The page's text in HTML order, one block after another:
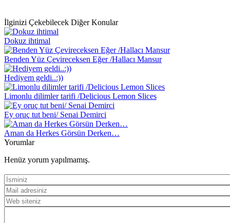
İlginizi Çekebilecek Diğer Konular
Dokuz ihtimal
Benden Yüz Çevireceksen Eğer /Hallacı Mansur
Hediyem geldi..:))
Limonlu dilimler tarifi /Delicious Lemon Slices
Ey oruç tut beni/ Senai Demirci
Aman da Herkes Görsün Derken…
Yorumlar
Henüz yorum yapılmamış.